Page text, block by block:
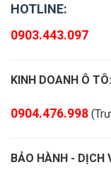
HOTLINE:
0903.443.097
KINH DOANH Ô TÔ:
0904.476.998
BẢO HÀNH - DỊCH